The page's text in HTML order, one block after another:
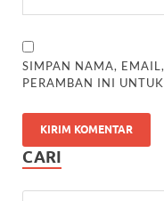
SIMPAN NAMA,
PERAMBAN INI
CARI